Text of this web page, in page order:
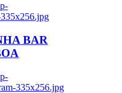
BAR
335x256.jpg